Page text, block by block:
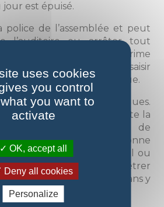
jour est épuisé.
police de l’assemblée et peut
l’auditoire ou arrêter tout
public. En cas de crime
procès-verbal et saisir
procureur de la République.
municipal sont publiques.
le silence durant toute la
d’approbation ou de
interdite. Aucune personne
du Conseil Municipal ou
municipale) ne peut pénétrer
salle réservée au conseil sans y
le Maire.
uses cookies
you control
you want to
activate
OK, accept all
Deny all cookies
Personalize